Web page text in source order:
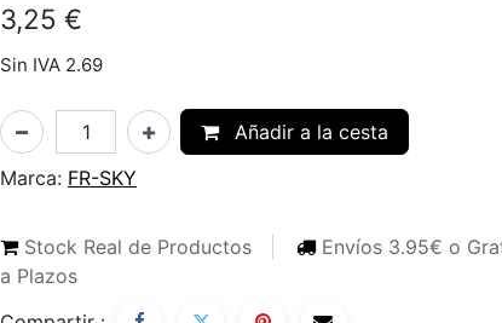
3,25 €
Sin IVA 2.69
Añadir a la cesta
Marca: FR-SKY
Stock Real de Productos Envíos 3.95€ o
a Plazos